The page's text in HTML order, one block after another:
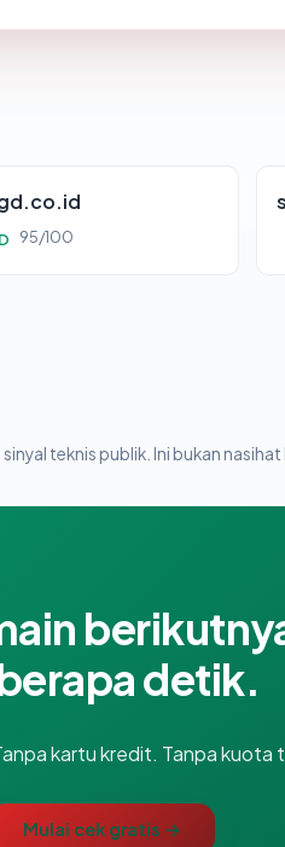
95/100
teknis publik. Ini bukan nasihat
detik.
kartu kredit. Tanpa kuota
Mulai cek gratis →